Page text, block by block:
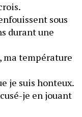
sous
durant une
ma température
je suis honteux.
je en jouant